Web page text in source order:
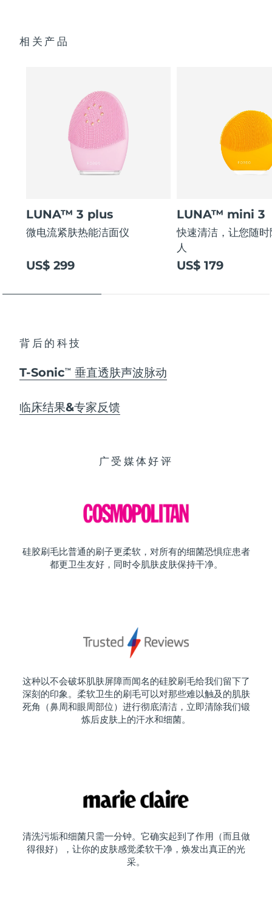
16档强度，符合人体工程学的轻质设计，智能app护肤。
通用操作指南
相关产品
LUNA™ 3 plus
微电流紧肤热能洁面仪
US$ 299
LUNA™ mini 3
快速清洁，让您随
人
US$ 179
背后的科技
T-SonicTM 垂直透肤声波脉动
临床结果&专家反馈
广受媒体好评
硅胶刷毛比普通的刷子更柔软，对所有的细菌恐惧症患者
都更卫生友好，同时令肌肤皮肤保持干净。
这种以不会破坏肌肤屏障而闻名的硅胶刷毛给我们留下了
深刻的印象。柔软卫生的刷毛可以对那些难以触及的肌肤
死角（鼻周和眼周部位）进行彻底清洁，立即清除我们锻
炼后皮肤上的汗水和细菌。
清洗污垢和细菌只需一分钟。它确实起到了作用（而且做
得很好），让你的皮肤感觉柔软干净，焕发出真正的光
采。